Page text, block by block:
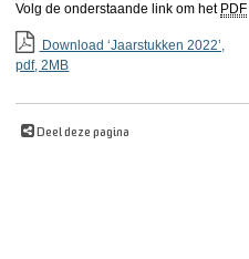
Volg de onderstaande link om het PDF
Download ‘Jaarstukken 2022’,
pdf, 2MB
Deel deze pagina